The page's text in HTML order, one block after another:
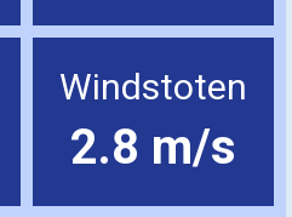
Windstoten
2.8 m/s